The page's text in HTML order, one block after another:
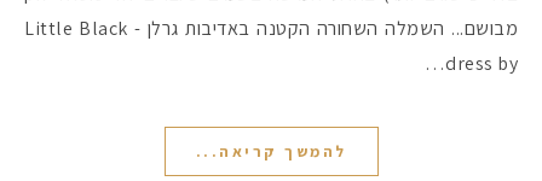
מבושם... השמלה השחורה הקטנה באדיבות גרלן - Little Black
dress by…
להמשך קריאה...